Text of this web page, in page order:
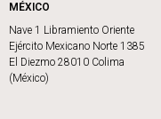
MÉXICO
Nave 1 Libramiento Oriente
Ejército Mexicano Norte 1385
El Diezmo 28010 Colima
(México)